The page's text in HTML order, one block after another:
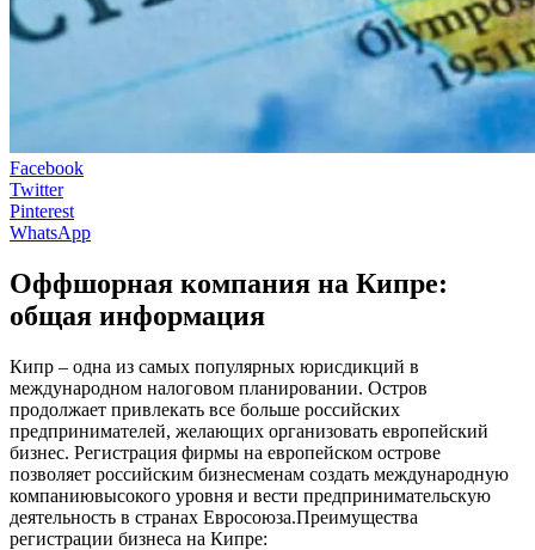
Facebook
Twitter
Pinterest
WhatsApp
Оффшорная компания на Кипре:
общая информация
Кипр – одна из самых популярных юрисдикций в
международном налоговом планировании. Остров
продолжает привлекать все больше российских
предпринимателей, желающих организовать европейский
бизнес. Регистрация фирмы на европейском острове
позволяет российским бизнесменам создать международную
компаниювысокого уровня и вести предпринимательскую
деятельность в странах Евросоюза.Преимущества
регистрации бизнеса на Кипре: